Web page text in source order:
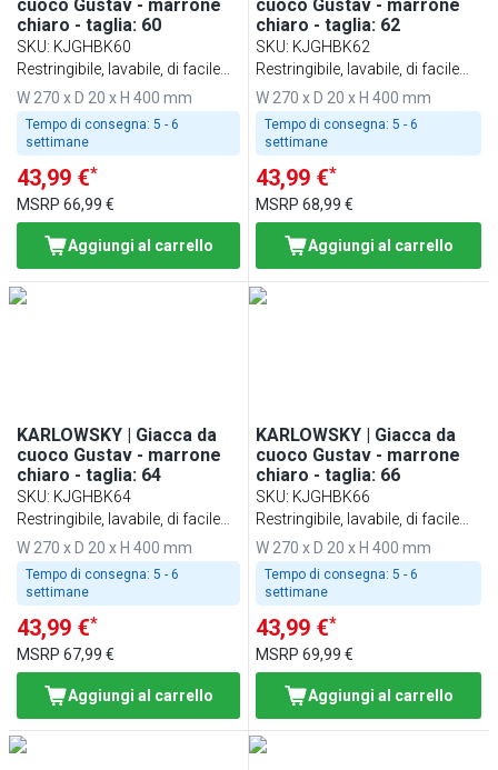
cuoco Gustav - marrone
chiaro - taglia: 60
SKU: KJGHBK60
Restringibile, lavabile, di facile
manutenzione
W 270 x D 20 x H 400 mm
Tempo di consegna: 5 - 6
settimane
43,99 €*
MSRP 66,99 €
Aggiungi al carrello
cuoco Gustav - marrone
chiaro - taglia: 62
SKU: KJGHBK62
Restringibile, lavabile, di facile
manutenzione
W 270 x D 20 x H 400 mm
Tempo di consegna: 5 - 6
settimane
43,99 €*
MSRP68,99 €
Aggiungi al carrello
KARLOWSKY | Giacca da
cuoco Gustav - marrone
chiaro - taglia: 64
SKU: KJGHBK64
Restringibile, lavabile, di facile
manutenzione
W 270 x D 20 x H 400 mm
Tempo di consegna: 5 - 6
settimane
43,99 €*
MSRP 67,99 €
Aggiungi al carrello
KARLOWSKY | Giacca da
cuoco Gustav - marrone
chiaro - taglia: 66
SKU: KJGHBK66
Restringibile, lavabile, di facile
manutenzione
W 270 x D 20 x H 400 mm
Tempo di consegna: 5 - 6
settimane
43,99 €*
MSRP69,99 €
Aggiungi al carrello